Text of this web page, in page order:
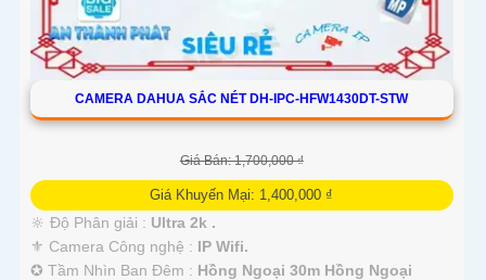
CAMERA DAHUA SẮC NÉT DH-IPC-HFW1430DT-STW
Giá Bán: 1,700,000 ₫
Giá Khuyến Mại: 1,400,000 ₫
🔆 Độ Phân giải : Ultra 2k .
⚜️ Camera Công nghệ : IP Wifi.
✪ Tầm Nhìn Ban Đêm : Hồng Ngoại 30m Hồng Ngoại